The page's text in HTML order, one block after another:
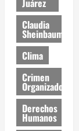
Juárez
Claudia
Sheinbaum
Clima
Crimen
Organizado
Derechos
Humanos